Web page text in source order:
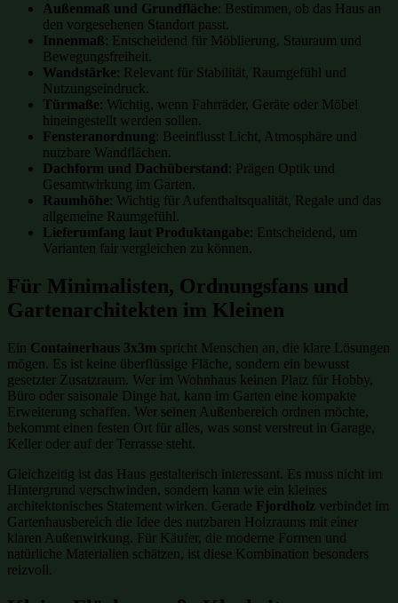
Außenmaß und Grundfläche: Bestimmen, ob das Haus an
den vorgesehenen Standort passt.
Innenmaß: Entscheidend für Möblierung, Stauraum und
Bewegungsfreiheit.
Wandstärke: Relevant für Stabilität, Raumgefühl und
Nutzungseindruck.
Türmaße: Wichtig, wenn Fahrräder, Geräte oder Möbel
hineingestellt werden sollen.
Fensteranordnung: Beeinflusst Licht, Atmosphäre und
nutzbare Wandflächen.
Dachform und Dachüberstand: Prägen Optik und
Gesamtwirkung im Garten.
Raumhöhe: Wichtig für Aufenthaltsqualität, Regale und das
allgemeine Raumgefühl.
Lieferumfang laut Produktangabe: Entscheidend, um
Varianten fair vergleichen zu können.
Für Minimalisten, Ordnungsfans und
Gartenarchitekten im Kleinen
Ein Containerhaus 3x3m spricht Menschen an, die klare Lösungen
mögen. Es ist keine überflüssige Fläche, sondern ein bewusst
gesetzter Zusatzraum. Wer im Wohnhaus keinen Platz für Hobby,
Büro oder saisonale Dinge hat, kann im Garten eine kompakte
Erweiterung schaffen. Wer seinen Außenbereich ordnen möchte,
bekommt einen festen Ort für alles, was sonst verstreut in Garage,
Keller oder auf der Terrasse steht.
Gleichzeitig ist das Haus gestalterisch interessant. Es muss nicht im
Hintergrund verschwinden, sondern kann wie ein kleines
architektonisches Statement wirken. Gerade Fjordholz verbindet im
Gartenhausbereich die Idee des nutzbaren Holzraums mit einer
klaren Außenwirkung. Für Käufer, die moderne Formen und
natürliche Materialien schätzen, ist diese Kombination besonders
reizvoll.